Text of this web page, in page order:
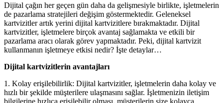
Dijital çağın her geçen gün daha da gelişmesiyle birlikte, işletmelerin
de pazarlama stratejileri değişim göstermektedir. Geleneksel
kartvizitler artık yerini dijital kartvizitlere bırakmaktadır. Dijital
kartvizitler, işletmelere birçok avantaj sağlamakta ve etkili bir
pazarlama aracı olarak görev yapmaktadır. Peki, dijital kartvizit
kullanmanın işletmeye etkisi nedir? İşte detaylar…
Dijital kartvizitlerin avantajları
1. Kolay erişilebilirlik: Dijital kartvizitler, işletmelerin daha kolay ve
hızlı bir şekilde müşterilere ulaşmasını sağlar. İşletmenizin iletişim
bilgilerine hızlıca erişilebilir olması, müşterilerin size kolayca